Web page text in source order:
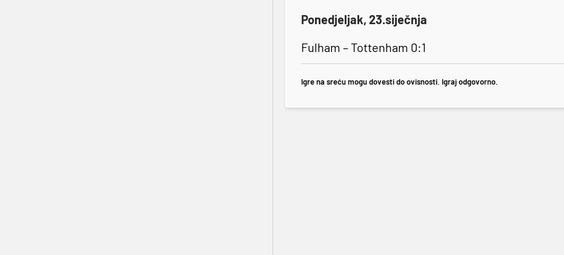
Ponedjeljak, 23.siječnja
Fulham – Tottenham 0:1
Igre na sreću mogu dovesti do ovisnosti. Igraj odgovorno.